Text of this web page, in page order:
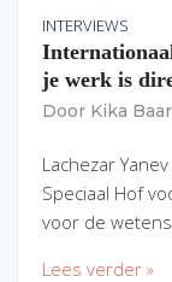
INTERVIEWS
je werk is
Door Kika
Lachezar
Speciaal Hof
voor de
Lees verder »